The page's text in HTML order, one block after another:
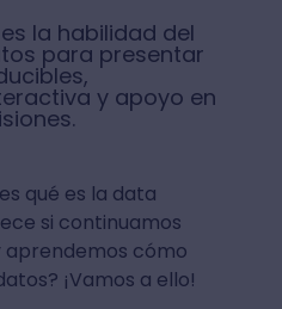
la habilidad del
para presentar
y apoyo en
qué es la data
si continuamos
cómo
¡Vamos a ello!